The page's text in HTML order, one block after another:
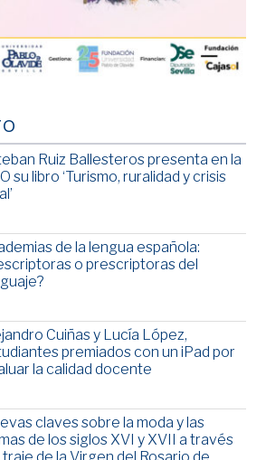
Ruiz Ballesteros presenta en la
su libro ‘Turismo, ruralidad y crisis
de la lengua española:
o prescriptoras del
Cuiñas y Lucía López,
premiados con un iPad por
la calidad docente
claves sobre la moda y las
de los siglos XVI y XVII a través
traje de la Virgen del Rosario de